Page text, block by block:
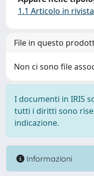
1.1 Articolo in rivista
File in questo
Non ci sono file
I documenti in IRIS
tutti i diritti sono
indicazione.
Informazioni